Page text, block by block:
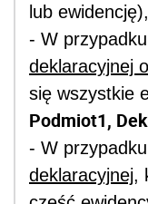
lub
- W
deklaracyjnej
się wszystkie
Podmiot1,
- W
deklaracyjnej,